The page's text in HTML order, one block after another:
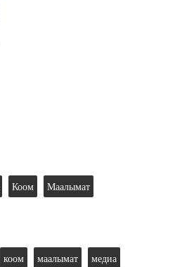
Коом
Маалымат
коом маалымат медиа